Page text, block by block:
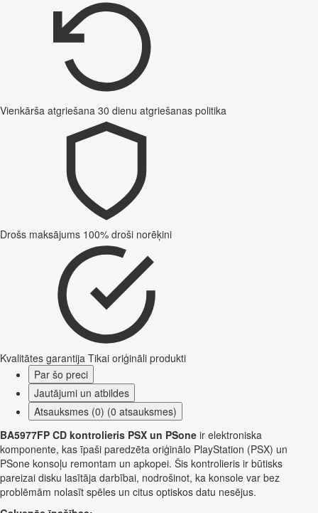
Vienkārša atgriešana 30 dienu atgriešanas politika
Drošs maksājums 100% droši norēķini
Kvalitātes garantija Tikai oriģināli produkti
Par šo preci
Jautājumi un atbildes
Atsauksmes (0) (0 atsauksmes)
BA5977FP CD kontrolieris PSX un PSone ir elektroniska
komponente, kas īpaši paredzēta oriģinālo PlayStation (PSX) un
PSone konsoļu remontam un apkopei. Šis kontrolieris ir būtisks
pareizai disku lasītāja darbībai, nodrošinot, ka konsole var bez
problēmām nolasīt spēles un citus optiskos datu nesējus.